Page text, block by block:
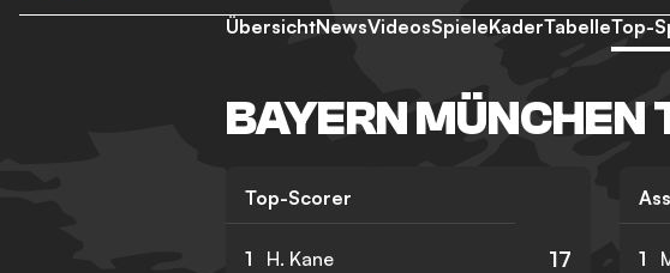
ÜbersichtNewsVideosSpieleKaderTabelleTop-
BAYERN MÜNCHEN
Top-Scorer
1 H. Kane 17 1